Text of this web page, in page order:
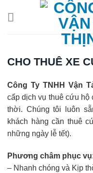
CHO THUÊ XE
Công Ty TNHH Vận
cấp dịch vụ thuê cứu hộ
thời. Chúng tôi luôn
khách hàng cần thuê
những ngày lễ tết).
Phương châm phục
– Nhanh chóng và Kịp